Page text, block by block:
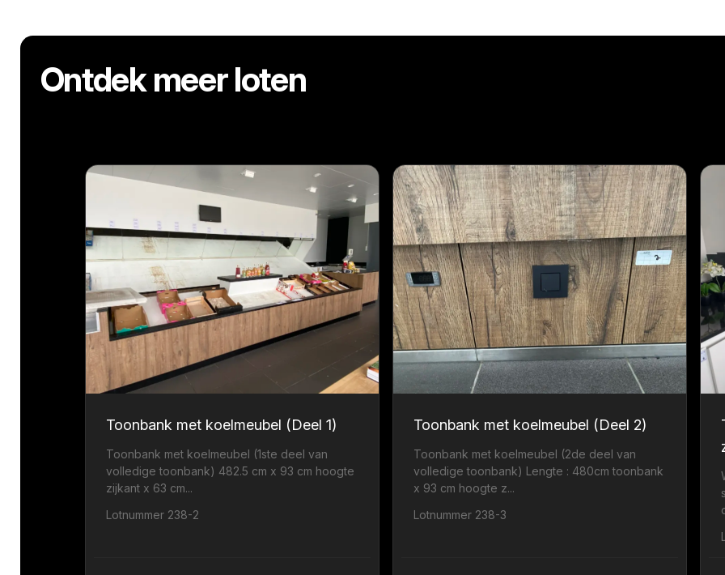
Ontdek meer loten
Toonbank met koelmeubel (Deel 1)
Toonbank met koelmeubel (1ste deel van
volledige toonbank) 482.5 cm x 93 cm hoogte
zijkant x 63 cm...
Lotnummer 238-2
Toonbank met koelmeubel (Deel 2)
Toonbank met koelmeubel (2de deel van
volledige toonbank) Lengte : 480cm toonbank
x 93 cm hoogte z...
Lotnummer 238-3